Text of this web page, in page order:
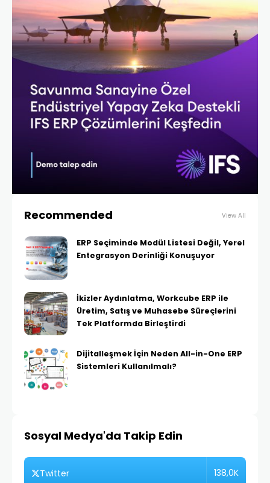
Recommended View All
ERP Seçiminde Modül Listesi Değil, Yerel
Entegrasyon Derinliği Konuşuyor
İkizler Aydınlatma, Workcube ERP ile
Üretim, Satış ve Muhasebe Süreçlerini
Tek Platformda Birleştirdi
Dijitalleşmek İçin Neden All-in-One ERP
Sistemleri Kullanılmalı?
Sosyal Medya'da Takip Edin
Twitter 138,0K